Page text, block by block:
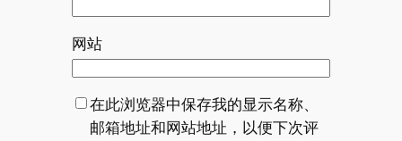
网站
在此浏览器中保存我的显示名称、
邮箱地址和网站地址，以便下次评